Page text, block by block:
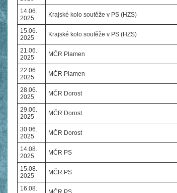
14.06.
2025
Krajské kolo soutěže v PS (HZS)
15.06.
2025
Krajské kolo soutěže v PS (HZS)
21.06.
2025
MČR Plamen
22.06.
2025
MČR Plamen
28.06.
2025
MČR Dorost
29.06.
2025
MČR Dorost
30.06.
2025
MČR Dorost
14.08.
2025
MČR PS
15.08.
2025
MČR PS
16.08.